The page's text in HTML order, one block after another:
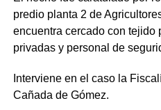
predio planta 2 de
encuentra cercado con tejido
privadas y personal de
Interviene en el caso la
Cañada de Gómez.